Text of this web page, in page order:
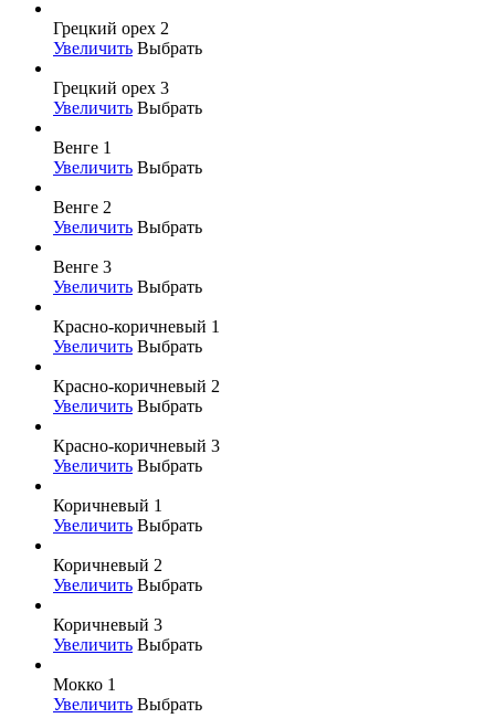
Грецкий орех 2
Увеличить Выбрать
Грецкий орех 3
Увеличить Выбрать
Венге 1
Увеличить Выбрать
Венге 2
Увеличить Выбрать
Венге 3
Увеличить Выбрать
Красно-коричневый 1
Увеличить Выбрать
Красно-коричневый 2
Увеличить Выбрать
Красно-коричневый 3
Увеличить Выбрать
Коричневый 1
Увеличить Выбрать
Коричневый 2
Увеличить Выбрать
Коричневый 3
Увеличить Выбрать
Мокко 1
Увеличить Выбрать